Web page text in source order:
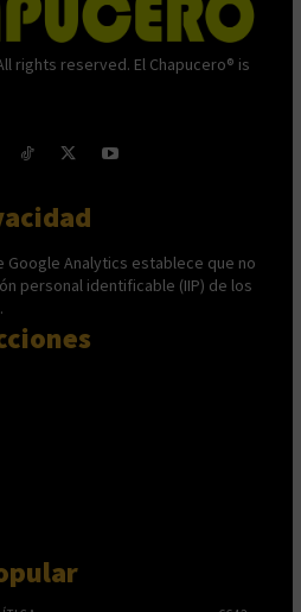
rights reserved. El Chapucero® is
Analytics establece que no
personal identificable (IIP) de los